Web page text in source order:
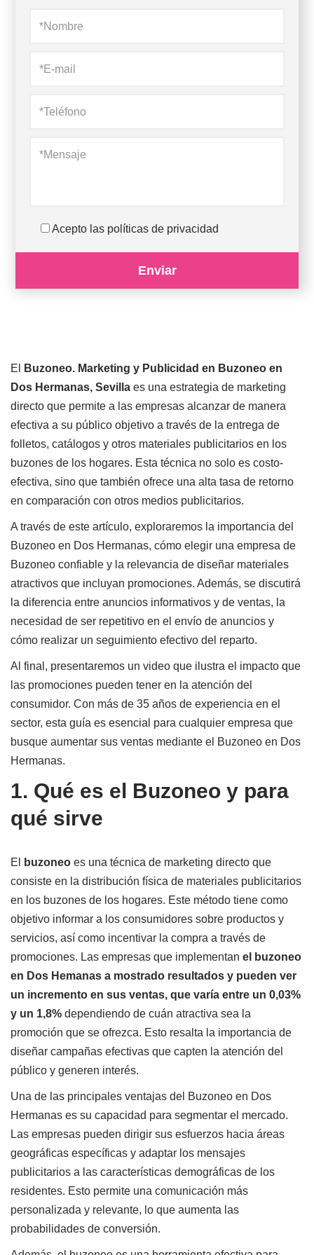
Acepto las políticas de privacidad
El
Buzoneo. Marketing y Publicidad en Buzoneo en
Dos Hermanas, Sevilla es una estrategia de marketing
directo que permite a las empresas alcanzar de manera
efectiva a su público objetivo a través de la entrega de
folletos, catálogos y otros materiales publicitarios en los
buzones de los hogares. Esta técnica no solo es costo-
efectiva, sino que también ofrece una alta tasa de retorno
en comparación con otros medios publicitarios.
A través de este artículo, exploraremos la importancia del
Buzoneo en Dos Hermanas, cómo elegir una empresa de
Buzoneo confiable y la relevancia de diseñar materiales
atractivos que incluyan promociones. Además, se discutirá
la diferencia entre anuncios informativos y de ventas, la
necesidad de ser repetitivo en el envío de anuncios y
cómo realizar un seguimiento efectivo del reparto.
Al final, presentaremos un video que ilustra el impacto que
las promociones pueden tener en la atención del
consumidor. Con más de 35 años de experiencia en el
sector, esta guía es esencial para cualquier empresa que
busque aumentar sus ventas mediante el Buzoneo en Dos
Hermanas.
1. Qué es el Buzoneo y para
qué sirve
El buzoneo es una técnica de marketing directo que
consiste en la distribución física de materiales publicitarios
en los buzones de los hogares. Este método tiene como
objetivo informar a los consumidores sobre productos y
servicios, así como incentivar la compra a través de
promociones. Las empresas que implementan el buzoneo
en Dos Hemanas a mostrado resultados y pueden ver
un incremento en sus ventas, que varía entre un 0,03%
y un 1,8% dependiendo de cuán atractiva sea la
promoción que se ofrezca. Esto resalta la importancia de
diseñar campañas efectivas que capten la atención del
público y generen interés.
Una de las principales ventajas del Buzoneo en Dos
Hermanas es su capacidad para segmentar el mercado.
Las empresas pueden dirigir sus esfuerzos hacia áreas
geográficas específicas y adaptar los mensajes
publicitarios a las características demográficas de los
residentes. Esto permite una comunicación más
personalizada y relevante, lo que aumenta las
probabilidades de conversión.